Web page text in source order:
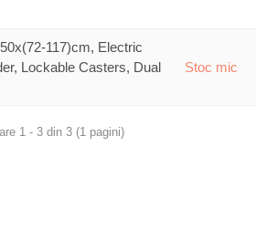
117)cm, Electric
Lockable Casters, Dual
Stoc mic
1 - 3 din 3 (1 pagini)